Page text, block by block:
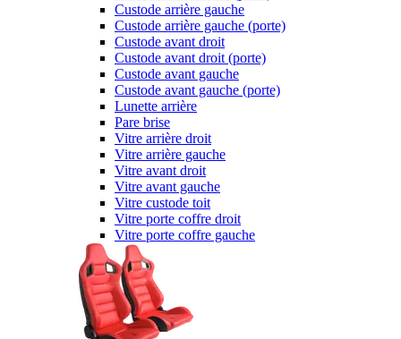
Custode arrière gauche
Custode arrière gauche (porte)
Custode avant droit
Custode avant droit (porte)
Custode avant gauche
Custode avant gauche (porte)
Lunette arrière
Pare brise
Vitre arrière droit
Vitre arrière gauche
Vitre avant droit
Vitre avant gauche
Vitre custode toit
Vitre porte coffre droit
Vitre porte coffre gauche